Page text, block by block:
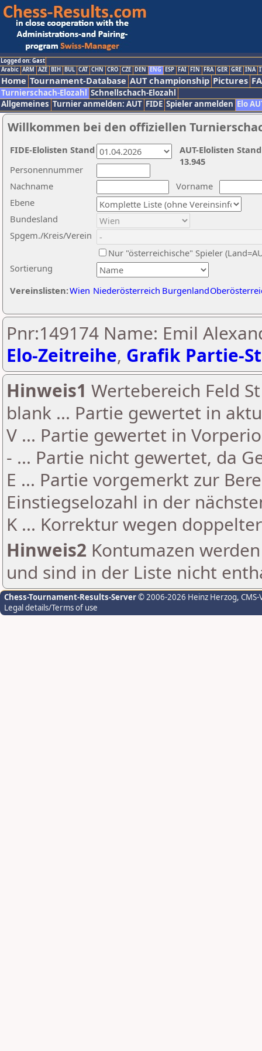
Logged on: Gast
Arabic ARM AZE BIH BUL CAT CHN CRO CZE DEN ENG ESP FAI FIN FRA GER GRE INA
Home Tournament-Database AUT championship Pictures
Turnierschach-Elozahl Schnellschach-Elozahl
Allgemeines Turnier anmelden: AUT FIDE Spieler anmelden Elo
Willkommen bei den offiziellen
Nachname
Vorname
Ebene
Sortierung
Personennummer
Bundesland
Spgem./Kreis/Verein
Nur "österreichische" Spieler
Vereinslisten:Wien Niederösterreich Burgenland
AUT-Elolisten
13.945
FIDE-Elolisten Stand
Pnr:149174 Name: Emil
Elo-Zeitreihe, Grafik Partie-
Hinweis1 Wertebereich Feld
blank ... Partie gewertet in
V ... Partie gewertet in
- ... Partie nicht gewertet, da
E ... Partie vorgemerkt zur
Einstiegselozahl in der
K ... Korrektur wegen
Hinweis2 Kontumazen
und sind in der Liste nicht
Chess-Tournament-Results-Server© 2006-2026 Heinz Herzog,
Legal details/Terms of use